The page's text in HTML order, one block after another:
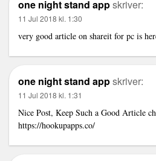
one night stand appskriver:
11 Jul 2018 kl. 1:30
very good article on shareit for pc is
one night stand appskriver:
11 Jul 2018 kl. 1:31
Nice Post, Keep Such a Good Article
https://hookupapps.co/